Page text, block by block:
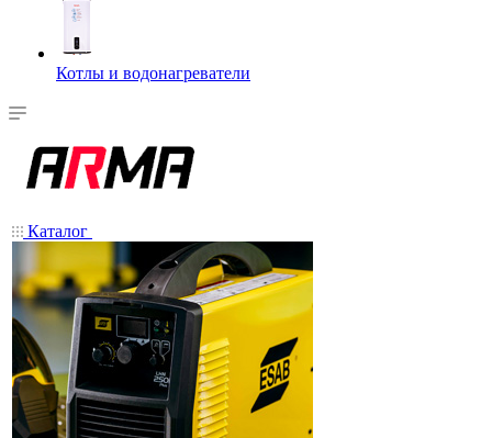
Котлы и водонагреватели
Каталог